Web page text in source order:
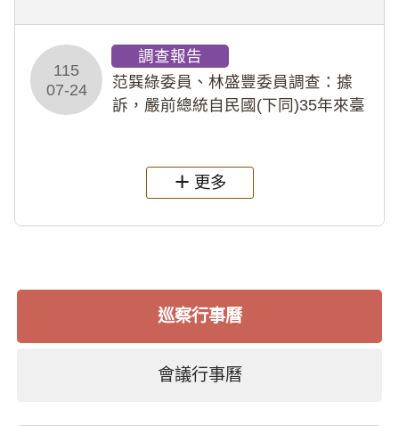
術倫理等情案調查報告。(115教調
31)
115
07-24
調查報告
范巽綠委員、林盛豐委員調查：據
訴，嚴前總統自民國(下同)35年來臺
過世後，總統府於89年間函請其家屬
繼續留住
更多
巡察行事曆
會議行事曆